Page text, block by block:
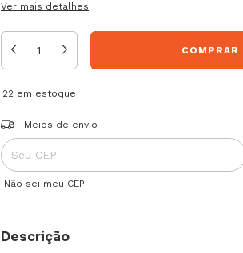
Ver mais detalhes
22em estoque
Entregas para o CEP:
Meios de envio
Não sei meu CEP
Descrição